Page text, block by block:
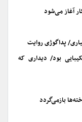
آغاز می‌شود
پداگوژی روایت
شکیبایی بود/ دیداری که
بازمی‌گردد